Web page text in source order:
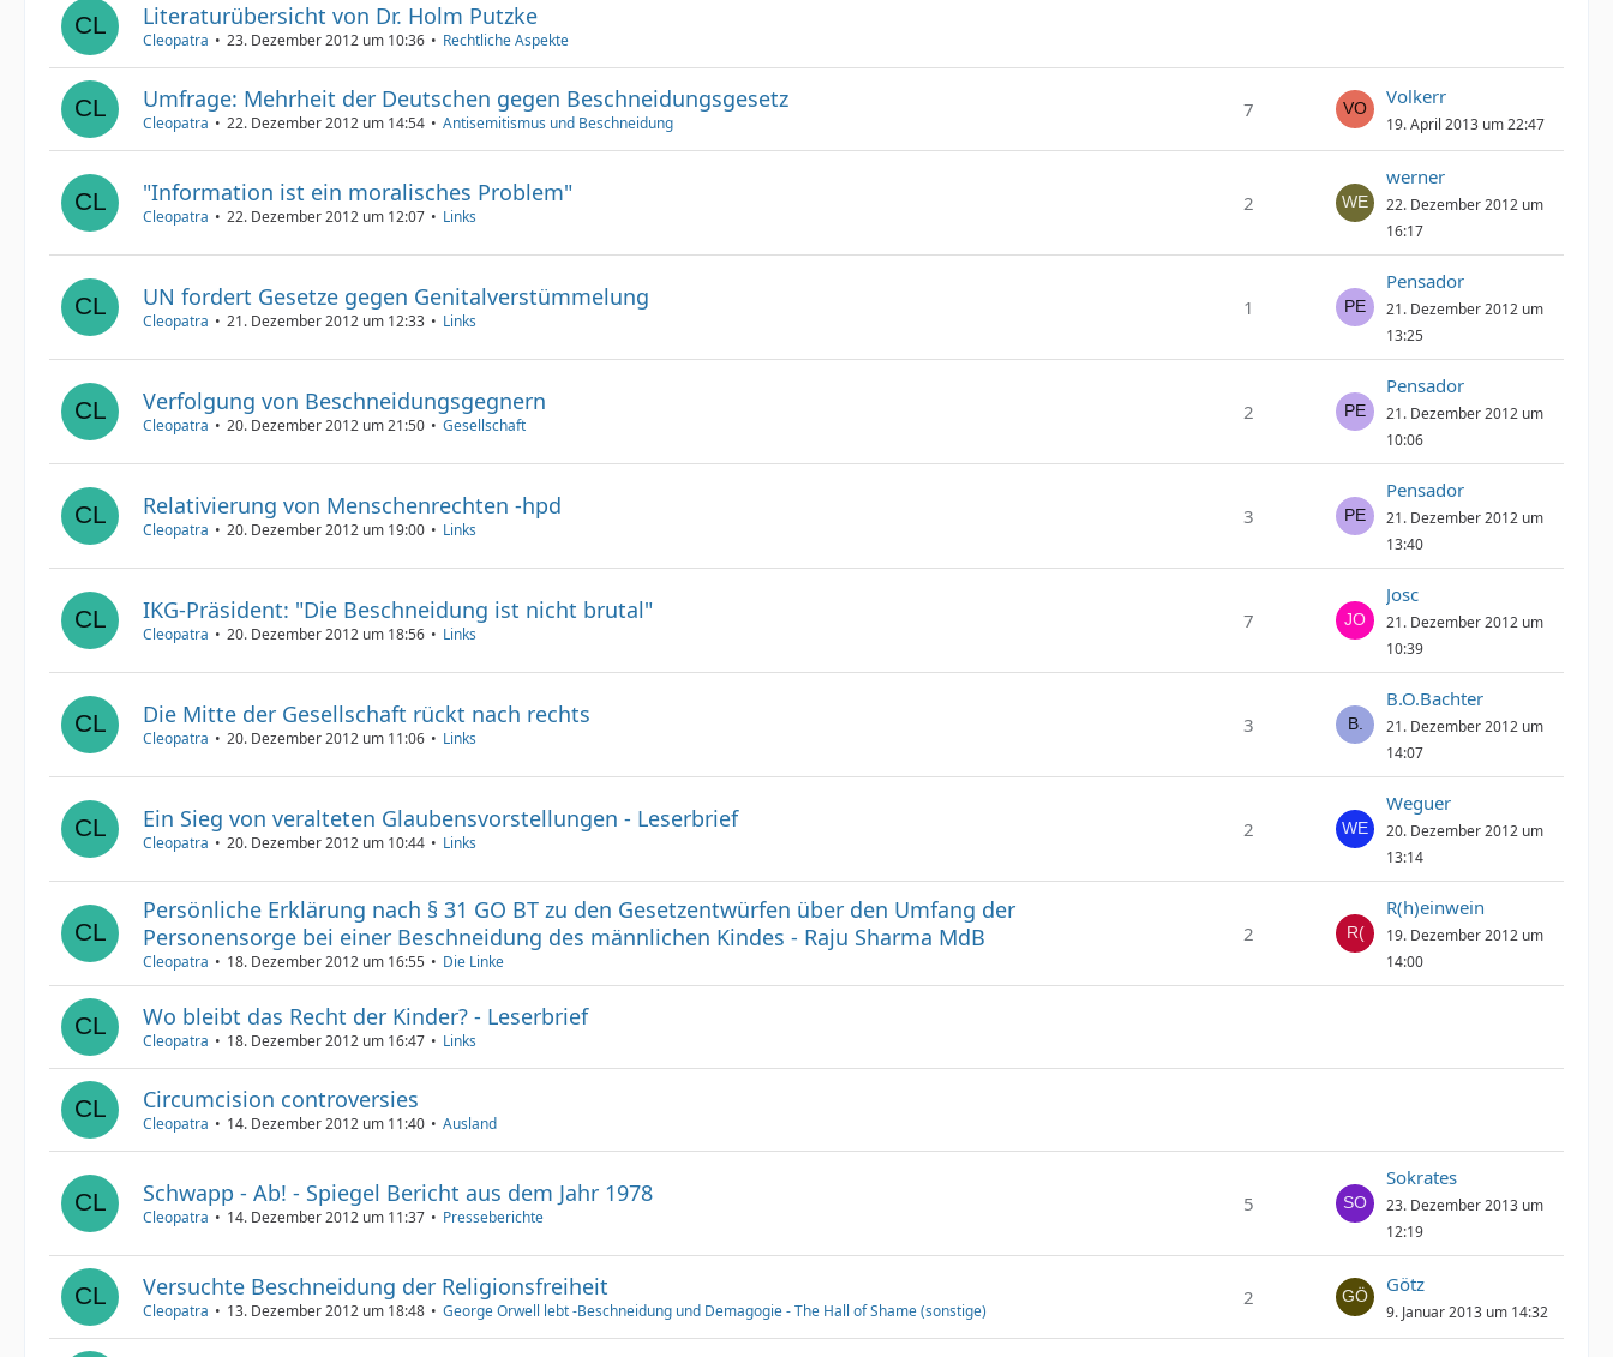
Literaturübersicht von Dr. Holm Putzke
Cleopatra 23. Dezember 2012 um 10:36 Rechtliche Aspekte
Umfrage: Mehrheit der Deutschen gegen Beschneidungsgesetz
Cleopatra 22. Dezember 2012 um 14:54 Antisemitismus und Beschneidung
7
Volkerr
19. April 2013 um 22:47
"Information ist ein moralisches Problem"
Cleopatra 22. Dezember 2012 um 12:07 Links
2
werner
22. Dezember 2012 um
16:17
UN fordert Gesetze gegen Genitalverstümmelung
Cleopatra 21. Dezember 2012 um 12:33 Links
1
Pensador
21. Dezember 2012 um
13:25
Verfolgung von Beschneidungsgegnern
Cleopatra 20. Dezember 2012 um 21:50 Gesellschaft
2
Pensador
21. Dezember 2012 um
10:06
Relativierung von Menschenrechten -hpd
Cleopatra 20. Dezember 2012 um 19:00 Links
3
Pensador
21. Dezember 2012 um
13:40
IKG-Präsident: "Die Beschneidung ist nicht brutal"
Cleopatra 20. Dezember 2012 um 18:56 Links
7
Josc
21. Dezember 2012 um
10:39
Die Mitte der Gesellschaft rückt nach rechts
Cleopatra 20. Dezember 2012 um 11:06 Links
3
B.O.Bachter
21. Dezember 2012 um
14:07
Ein Sieg von veralteten Glaubensvorstellungen - Leserbrief
Cleopatra 20. Dezember 2012 um 10:44 Links
2
Weguer
20. Dezember 2012 um
13:14
Persönliche Erklärung nach § 31 GO BT zu den Gesetzentwürfen über den Umfang der
Personensorge bei einer Beschneidung des männlichen Kindes - Raju Sharma MdB
Cleopatra 18. Dezember 2012 um 16:55 Die Linke
2
R(h)einwein
19. Dezember 2012 um
14:00
Wo bleibt das Recht der Kinder? - Leserbrief
Cleopatra 18. Dezember 2012 um 16:47 Links
Circumcision controversies
Cleopatra 14. Dezember 2012 um 11:40 Ausland
Schwapp - Ab! - Spiegel Bericht aus dem Jahr 1978
Cleopatra 14. Dezember 2012 um 11:37 Presseberichte
5
Sokrates
23. Dezember 2013 um
12:19
Versuchte Beschneidung der Religionsfreiheit
Cleopatra 13. Dezember 2012 um 18:48 George Orwell lebt -Beschneidung und Demagogie - The Hall of Shame (sonstige)
2
Götz
9. Januar 2013 um 14:32